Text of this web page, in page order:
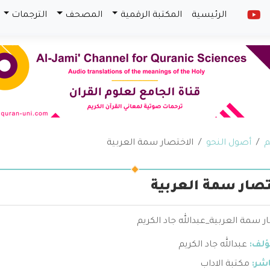
الرئيسية المكتبة الرقمية المصحف الترجمات
أصول النحو الاختصار سمة العربية
سمة العربية
سمة العربية_عبدالله جاد الكريم
عبدالله جاد الكريم
مكتبة الاداب